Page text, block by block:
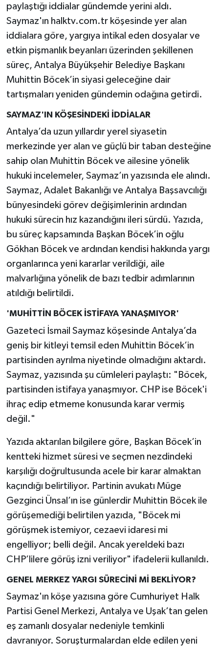
paylaştığı iddialar gündemde yerini aldı.
Saymaz'ın halktv.com.tr köşesinde yer alan
iddialara göre, yargıya intikal eden dosyalar ve
etkin pişmanlık beyanları üzerinden şekillenen
süreç, Antalya Büyükşehir Belediye Başkanı
Muhittin Böcek’in siyasi geleceğine dair
tartışmaları yeniden gündemin odağına getirdi.
SAYMAZ'IN KÖŞESİNDEKİ İDDİALAR
Antalya’da uzun yıllardır yerel siyasetin
merkezinde yer alan ve güçlü bir taban desteğine
sahip olan Muhittin Böcek ve ailesine yönelik
hukuki incelemeler, Saymaz’ın yazısında ele alındı.
Saymaz, Adalet Bakanlığı ve Antalya Başsavcılığı
bünyesindeki görev değişimlerinin ardından
hukuki sürecin hız kazandığını ileri sürdü. Yazıda,
bu süreç kapsamında Başkan Böcek’in oğlu
Gökhan Böcek ve ardından kendisi hakkında yargı
organlarınca yeni kararlar verildiği, aile
malvarlığına yönelik de bazı tedbir adımlarının
atıldığı belirtildi.
'MUHİTTİN BÖCEK İSTİFAYA YANAŞMIYOR'
Gazeteci İsmail Saymaz köşesinde Antalya’da
geniş bir kitleyi temsil eden Muhittin Böcek’in
partisinden ayrılma niyetinde olmadığını aktardı.
Saymaz, yazısında şu cümleleri paylaştı: "Böcek,
partisinden istifaya yanaşmıyor. CHP ise Böcek'i
ihraç edip etmeme konusunda karar vermiş
değil."
Yazıda aktarılan bilgilere göre, Başkan Böcek’in
kentteki hizmet süresi ve seçmen nezdindeki
karşılığı doğrultusunda acele bir karar almaktan
kaçındığı belirtiliyor. Partinin avukatı Müge
Gezginci Ünsal’ın ise günlerdir Muhittin Böcek ile
görüşemediği belirtilen yazıda, "Böcek mi
görüşmek istemiyor, cezaevi idaresi mi
engelliyor; belli değil. Ancak yereldeki bazı
CHP’lilere görüş izni veriliyor" ifadelerii kullanıldı.
GENEL MERKEZ YARGI SÜRECİNİ Mİ BEKLİYOR?
Saymaz'ın köşe yazısına göre Cumhuriyet Halk
Partisi Genel Merkezi, Antalya ve Uşak’tan gelen
eş zamanlı dosyalar nedeniyle temkinli
davranıyor. Soruşturmalardan elde edilen yeni